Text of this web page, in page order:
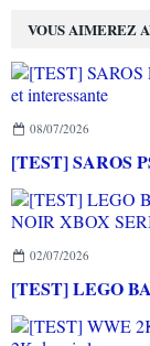
VOUS AIMEREZ
08/07/2026
02/07/2026